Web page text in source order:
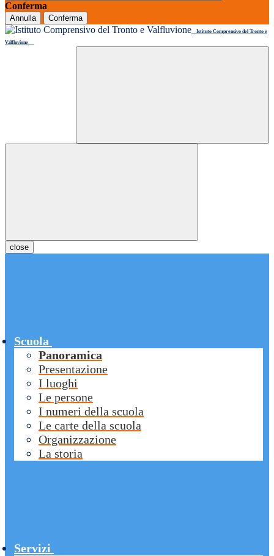
Conferma
Annulla Conferma
Istituto Comprensivo del Tronto e
Valfluvione
close
Scuola
Panoramica
Presentazione
I luoghi
Le persone
I numeri della scuola
Le carte della scuola
Organizzazione
La storia
Servizi